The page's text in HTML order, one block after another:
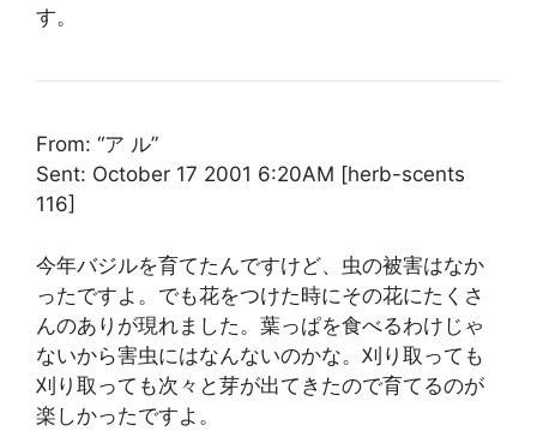
す。
From: “ア ル”
Sent: October 17 2001 6:20AM [herb-scents
116]
今年バジルを育てたんですけど、虫の被害はなか
ったですよ。でも花をつけた時にその花にたくさ
んのありが現れました。葉っぱを食べるわけじゃ
ないから害虫にはなんないのかな。刈り取っても
刈り取っても次々と芽が出てきたので育てるのが
楽しかったですよ。